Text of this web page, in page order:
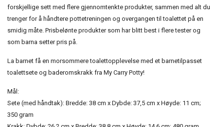
forskjellige sett med flere gjennomtenkte produkter, sammen med alt du
trenger for å håndtere pottetreningen og overgangen til toalettet på en
smidig måte. Prisbelønte produkter som har blitt best i flere tester og
som barna setter pris på.
La barnet få en morsommere toalettopplevelse med et barnetilpasset
toalettsete og baderomskrakk fra My Carry Potty!
Mål:
Sete (med håndtak): Bredde: 38 cm x Dybde: 37,5 cm x Høyde: 11 cm;
350 gram